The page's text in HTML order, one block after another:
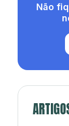
Não